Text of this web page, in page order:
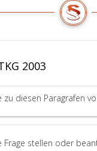
2003
diesen Paragrafen
Frage stellen oder